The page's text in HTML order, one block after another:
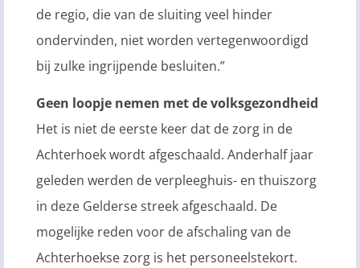
de regio, die van de sluiting veel hinder
ondervinden, niet worden vertegenwoordigd
bij zulke ingrijpende besluiten.”
Geen loopje nemen met de volksgezondheid
Het is niet de eerste keer dat de zorg in de
Achterhoek wordt afgeschaald. Anderhalf jaar
geleden werden de verpleeghuis- en thuiszorg
in deze Gelderse streek afgeschaald. De
mogelijke reden voor de afschaling van de
Achterhoekse zorg is het personeelstekort.